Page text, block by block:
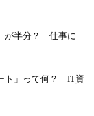
が半分？ 仕事に
ト」って何？ IT資